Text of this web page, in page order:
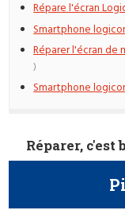
Répare l'écran
Smartphone
Réparer l'écran
)
Smartphone
Réparer,